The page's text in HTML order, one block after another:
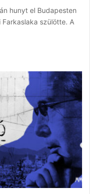
hunyt el Budapesten
szülötte. A